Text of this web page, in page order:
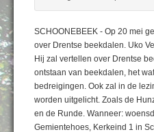
SCHOONEBEEK - Op 20 mei
over Drentse beekdalen. Uko
Hij zal vertellen over Drentse
ontstaan van beekdalen, het
bedreigingen. Ook zal in de
worden uitgelicht. Zoals de
en de Runde. Wanneer:
Gemientehoes, Kerkeind 1 in